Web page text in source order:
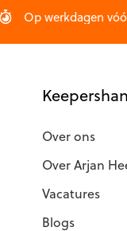
de
Op werkdagen
Over ons
Over Arjan
Vacatures
Blogs